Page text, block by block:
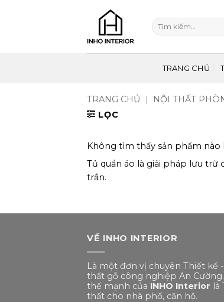
Tìm
kiếm:
TRANG CHỦ
TRANG CHỦ | NỘI THẤT
LỌC
Không tìm thấy sản phẩm nào
Tủ quần áo là giải pháp lưu
trần.
VỀ INHO INTERIOR
Là một đơn vị chuyên Thiết kế
thất gỗ công nghiệp An
thế mạnh của INHO Interior là
thất cho nhà phố, căn hộ.